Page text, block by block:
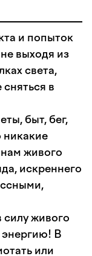
и попыток
выходя из
света,
в
быт, бег,
никакие
живого
искреннего
силу живого
энергию! В
или